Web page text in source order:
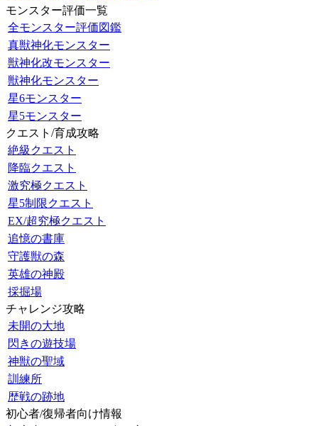
モンスター評価一覧
全モンスター評価図鑑
真獣神化モンスター
獣神化改モンスター
獣神化モンスター
星6モンスター
星5モンスター
クエスト/育成攻略
絶級クエスト
降臨クエスト
激究極クエスト
星5制限クエスト
EX/超究極クエスト
追憶の書庫
守護獣の森
英雄の神殿
採掘場
チャレンジ攻略
未開の大地
閃きの遊技場
神獣の聖域
訓練所
歴戦の跡地
初心者/復帰者向け情報